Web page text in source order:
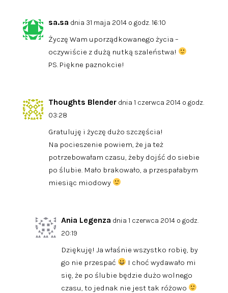
sa.sa dnia 31 maja 2014 o godz. 16:10
Życzę Wam uporządkowanego życia –
oczywiście z dużą nutką szaleństwa!
PS. Piękne paznokcie!
Thoughts Blender dnia 1 czerwca 2014 o godz.
03:28
Gratuluję i życzę dużo szczęścia!
Na pocieszenie powiem, że ja też
potrzebowałam czasu, żeby dojść do siebie
po ślubie. Mało brakowało, a przespałabym
miesiąc miodowy
Ania Legenza dnia 1 czerwca 2014 o godz.
20:19
Dziękuję! Ja właśnie wszystko robię, by
go nie przespać
I choć wydawało mi
się, że po ślubie będzie dużo wolnego
czasu, to jednak nie jest tak różowo